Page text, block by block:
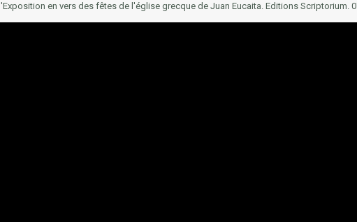
l'Exposition en vers des fêtes de l'église grecque de Juan Eucaita. Editions Scriptorium.